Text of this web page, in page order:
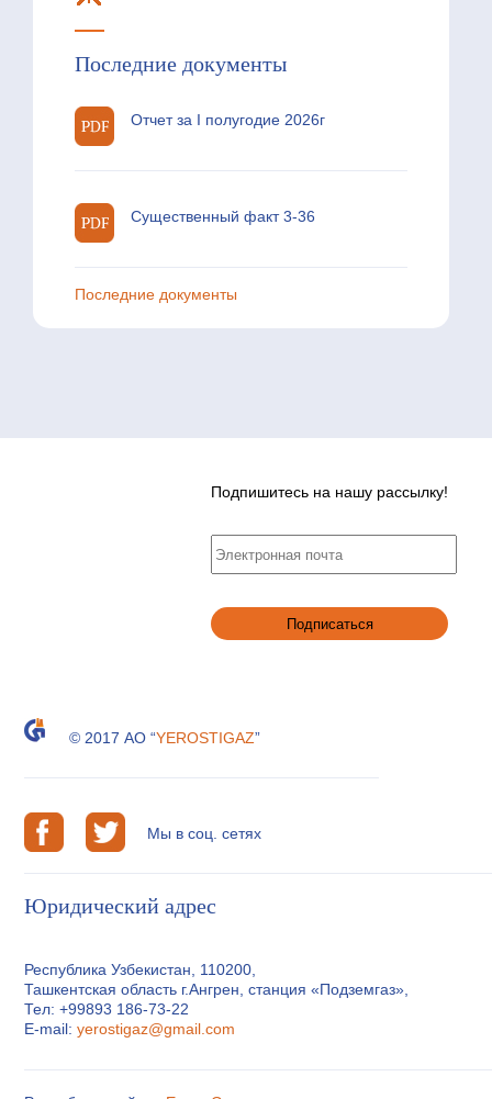
Последние документы
Отчет за I полугодие 2026г
Существенный факт 3-36
Последние документы
Подпишитесь на нашу рассылку!
© 2017 АО “YEROSTIGAZ”
Мы в соц. сетях
Юридический адрес
Республика Узбекистан, 110200,
Ташкентская область г.Ангрен, станция «Подземгаз»,
Тел: +99893 186-73-22
E-mail:yerostigaz@gmail.com